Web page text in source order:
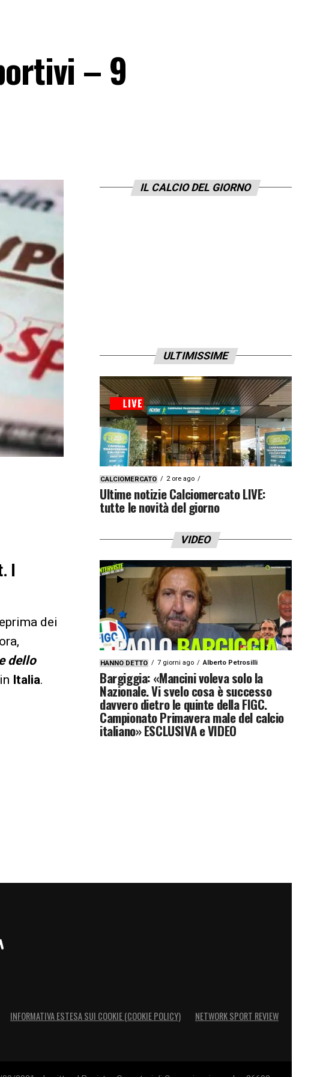
– 9
I
dei
dello
Italia.
IL CALCIO DEL GIORNO
ULTIMISSIME
CALCIOMERCATO 2 ore ago
Ultime notizie Calciomercato LIVE:
tutte le novità del giorno
VIDEO
HANNO DETTO 7 giorni ago Alberto Petrosilli
Bargiggia: «Mancini voleva solo la
Nazionale. Vi svelo cosa è successo
davvero dietro le quinte della FIGC.
Campionato Primavera male del calcio
italiano» ESCLUSIVA e VIDEO
INFORMATIVA ESTESA SUI COOKIE (COOKIE POLICY) NETWORK SPORT REVIEW